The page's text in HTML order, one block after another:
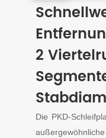
2
Die PKD-